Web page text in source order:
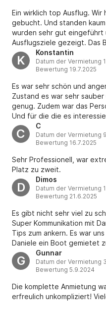
Ein wirklich top Ausflug.
gebucht. Und standen
wurden sehr gut eingeführt
Ausflugsziele gezeigt. Das
Ausflug. Wir konnten an
Leben genießen. Top
K
Konstantin
Datum der Vermietung
Bewertung 19.7.2025
Es war sehr schön und
Zustand es war sehr
genug. Zudem war das
Und für die die es
gekostet.
C
C
Datum der Vermietung
Bewertung 16.7.2025
Sehr Professionell, war
Platz zu zweit.
D
Dimos
Datum der Vermietung
Bewertung 21.6.2025
Es gibt nicht sehr viel zu
Super Kommunikation mit
Tips zum ankern. Es war
Daniele ein Boot gemietet
G
Gunnar
Datum der Vermietung
Bewertung 5.9.2024
Die komplette Anmietung
erfreulich unkompliziert!